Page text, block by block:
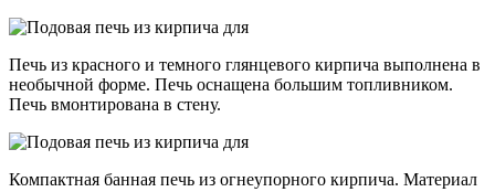
Печь из красного и темного глянцевого кирпича выполнена в
необычной форме. Печь оснащена большим топливником.
Печь вмонтирована в стену.
Компактная банная печь из огнеупорного кирпича. Материал